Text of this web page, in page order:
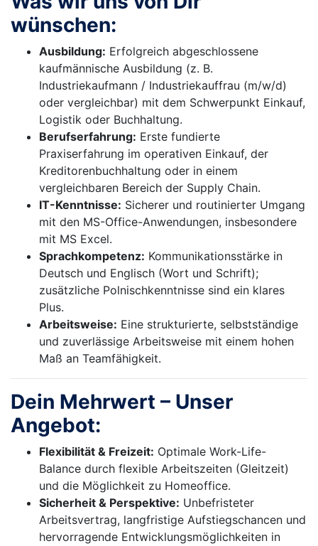
wünschen:
Ausbildung: Erfolgreich abgeschlossene
kaufmännische Ausbildung (z. B.
Industriekaufmann / Industriekauffrau (m/w/d)
oder vergleichbar) mit dem Schwerpunkt Einkauf,
Logistik oder Buchhaltung.
Berufserfahrung: Erste fundierte
Praxiserfahrung im operativen Einkauf, der
Kreditorenbuchhaltung oder in einem
vergleichbaren Bereich der Supply Chain.
IT-Kenntnisse: Sicherer und routinierter Umgang
mit den MS-Office-Anwendungen, insbesondere
mit MS Excel.
Sprachkompetenz: Kommunikationsstärke in
Deutsch und Englisch (Wort und Schrift);
zusätzliche Polnischkenntnisse sind ein klares
Plus.
Arbeitsweise: Eine strukturierte, selbstständige
und zuverlässige Arbeitsweise mit einem hohen
Maß an Teamfähigkeit.
Dein Mehrwert – Unser
Angebot:
Flexibilität & Freizeit: Optimale Work-Life-
Balance durch flexible Arbeitszeiten (Gleitzeit)
und die Möglichkeit zu Homeoffice.
Sicherheit & Perspektive: Unbefristeter
Arbeitsvertrag, langfristige Aufstiegschancen und
hervorragende Entwicklungsmöglichkeiten in